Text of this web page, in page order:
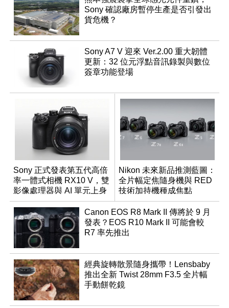
Sony 確認廠房暫停生產是否引發出
貨危機？
Sony A7 V 迎來 Ver.2.00 重大韌體
更新：32 位元浮點音訊錄製與數位
簽章功能登場
Sony 正式發表第五代高倍
率一體式相機 RX10 V，雙
影像處理器與 AI 單元上身
Nikon 未來新品推測藍圖：
全片幅定焦隨身機與 RED
技術加持機種成焦點
Canon EOS R8 Mark II 傳將於 9 月
發表？EOS R10 Mark II 可能會較
R7 率先推出
經典旋轉散景隨身攜帶！Lensbaby
推出全新 Twist 28mm F3.5 全片幅
手動餅乾鏡